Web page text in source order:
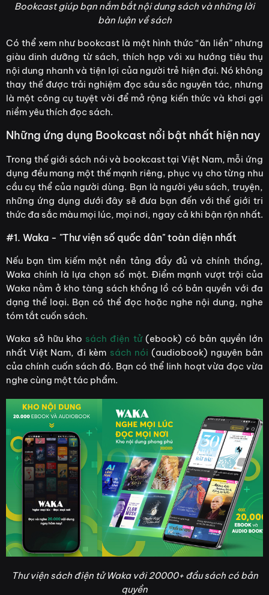
Bookcast giúp bạn nắm bắt nội dung sách và những lời
bàn luận về sách
Có thể xem như bookcast là một hình thức “ăn liền” nhưng
giàu dinh dưỡng từ sách, thích hợp với xu hướng tiêu thụ
nội dung nhanh và tiện lợi của người trẻ hiện đại. Nó không
thay thế được trải nghiệm đọc sâu sắc nguyên tác, nhưng
là một công cụ tuyệt vời để mở rộng kiến thức và khơi gợi
niềm yêu thích đọc sách.
Những ứng dụng Bookcast nổi bật nhất hiện nay
Trong thế giới sách nói và bookcast tại Việt Nam, mỗi ứng
dụng đều mang một thế mạnh riêng, phục vụ cho từng nhu
cầu cụ thể của người dùng. Bạn là người yêu sách, truyện,
những ứng dụng dưới đây sẽ đưa bạn đến với thế giới tri
thức đa sắc màu mọi lúc, mọi nơi, ngay cả khi bận rộn nhất.
#1. Waka - "Thư viện số quốc dân" toàn diện nhất
Nếu bạn tìm kiếm một nền tảng đầy đủ và chính thống,
Waka chính là lựa chọn số một. Điểm mạnh vượt trội của
Waka nằm ở kho tàng sách khổng lồ có bản quyền với đa
dạng thể loại. Bạn có thể đọc hoặc nghe nội dung, nghe
tóm tắt cuốn sách.
Waka sở hữu kho sách điện tử(ebook) có bản quyền lớn
nhất Việt Nam, đi kèm sách nói (audiobook) nguyên bản
của chính cuốn sách đó. Bạn có thể linh hoạt vừa đọc vừa
nghe cùng một tác phẩm.
Thư viện sách điện tử Waka với 20000+ đầu sách có bản
quyền